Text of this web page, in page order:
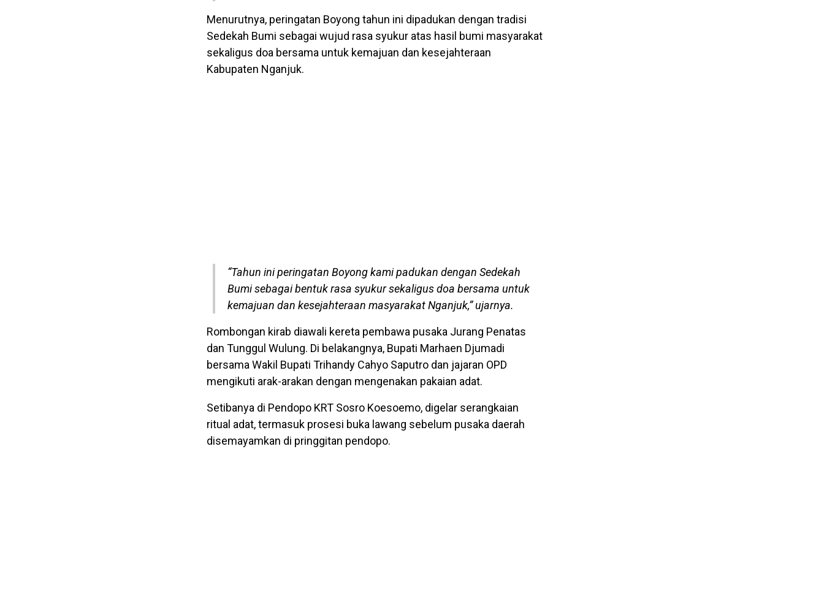
Menurutnya, peringatan Boyong tahun ini dipadukan dengan tradisi
Sedekah Bumi sebagai wujud rasa syukur atas hasil bumi masyarakat
sekaligus doa bersama untuk kemajuan dan kesejahteraan
Kabupaten Nganjuk.
“Tahun ini peringatan Boyong kami padukan dengan Sedekah
Bumi sebagai bentuk rasa syukur sekaligus doa bersama untuk
kemajuan dan kesejahteraan masyarakat Nganjuk,”ujarnya.
Rombongan kirab diawali kereta pembawa pusaka Jurang Penatas
dan Tunggul Wulung. Di belakangnya, Bupati Marhaen Djumadi
bersama Wakil Bupati Trihandy Cahyo Saputro dan jajaran OPD
mengikuti arak-arakan dengan mengenakan pakaian adat.
Setibanya di Pendopo KRT Sosro Koesoemo, digelar serangkaian
ritual adat, termasuk prosesi buka lawang sebelum pusaka daerah
disemayamkan di pringgitan pendopo.